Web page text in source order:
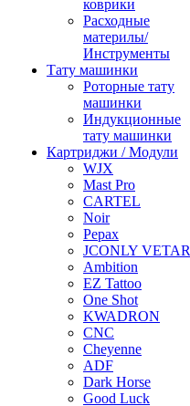
коврики
Расходные
материлы/
Инструменты
Тату машинки
Роторные тату
машинки
Индукционные
тату машинки
Картриджи / Модули
WJX
Mast Pro
CARTEL
Noir
Pepax
JCONLY VETAR
Ambition
EZ Tattoo
One Shot
KWADRON
CNC
Cheyenne
ADF
Dark Horse
Good Luck